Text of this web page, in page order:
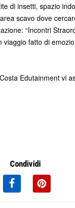
di insetti, spazio
scavo dove
“Incontri
viaggio fatto di
Edutainment vi
Condividi